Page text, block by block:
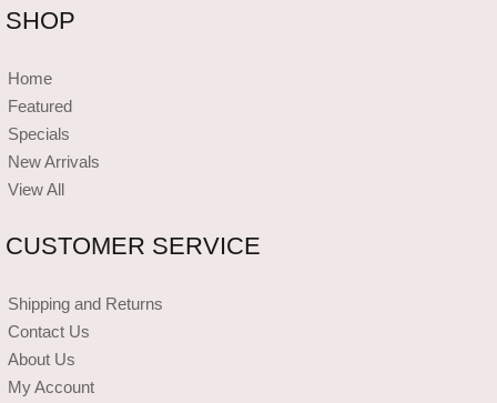
SHOP
Home
Featured
Specials
New Arrivals
View All
CUSTOMER SERVICE
Shipping and Returns
Contact Us
About Us
My Account